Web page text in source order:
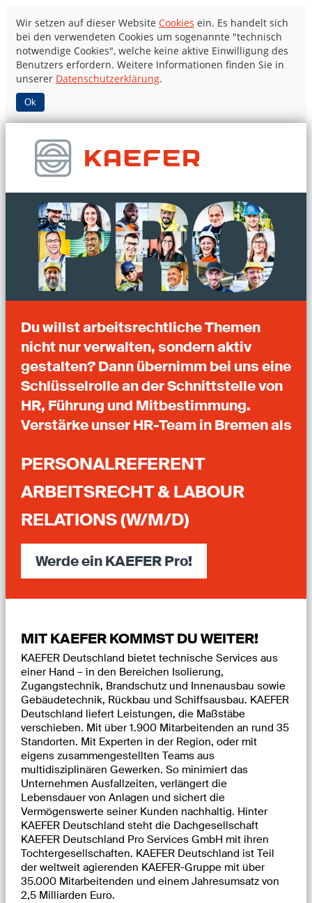
Wir setzen auf dieser Website Cookies ein. Es handelt sich
bei den verwendeten Cookies um sogenannte "technisch
notwendige Cookies", welche keine aktive Einwilligung des
Benutzers erfordern. Weitere Informationen finden Sie in
unserer Datenschutzerklärung.
Ok
Du willst arbeitsrechtliche Themen
nicht nur verwalten, sondern aktiv
gestalten? Dann übernimm bei uns eine
Schlüsselrolle an der Schnittstelle von
HR, Führung und Mitbestimmung.
Verstärke unser HR-Team in Bremen als
PERSONALREFERENT
ARBEITSRECHT & LABOUR
RELATIONS (W/M/D)
Werde ein KAEFER Pro!
MIT KAEFER KOMMST DU WEITER!
KAEFER Deutschland bietet technische Services aus
einer Hand – in den Bereichen Isolierung,
Zugangstechnik, Brandschutz und Innenausbau sowie
Gebäudetechnik, Rückbau und Schiffsausbau. KAEFER
Deutschland liefert Leistungen, die Maßstäbe
verschieben. Mit über 1.900 Mitarbeitenden an rund 35
Standorten. Mit Experten in der Region, oder mit
eigens zusammengestellten Teams aus
multidisziplinären Gewerken. So minimiert das
Unternehmen Ausfallzeiten, verlängert die
Lebensdauer von Anlagen und sichert die
Vermögenswerte seiner Kunden nachhaltig. Hinter
KAEFER Deutschland steht die Dachgesellschaft
KAEFER Deutschland Pro Services GmbH mit ihren
Tochtergesellschaften. KAEFER Deutschland ist Teil
der weltweit agierenden KAEFER-Gruppe mit über
35.000 Mitarbeitenden und einem Jahresumsatz von
2,5 Milliarden Euro.